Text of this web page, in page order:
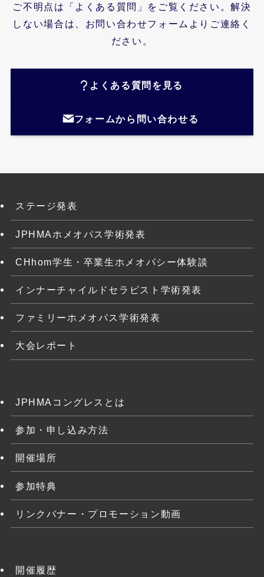
ご不明点は「よくある質問」をご覧ください。解決
しない場合は、お問い合わせフォームよりご連絡く
ださい。
よくある質問を見る
フォームから問い合わせる
ステージ発表
JPHMAホメオパス学術発表
CHhom学生・卒業生ホメオパシー体験談
インナーチャイルドセラピスト学術発表
ファミリーホメオパス学術発表
大会レポート
JPHMAコングレスとは
参加・申し込み方法
開催場所
参加特典
リンクバナー・プロモーション動画
開催履歴